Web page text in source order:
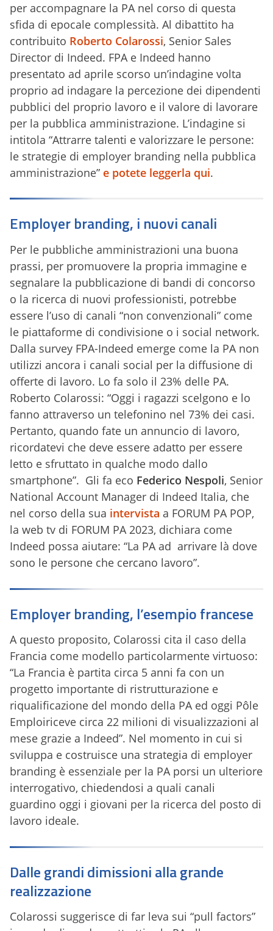
per accompagnare la PA nel corso di questa
sfida di epocale complessità. Al dibattito ha
contribuito Roberto Colarossi, Senior Sales
Director di Indeed. FPA e Indeed hanno
presentato ad aprile scorso un’indagine volta
proprio ad indagare la percezione dei dipendenti
pubblici del proprio lavoro e il valore di lavorare
per la pubblica amministrazione. L’indagine si
intitola “Attrarre talenti e valorizzare le persone:
le strategie di employer branding nella pubblica
amministrazione” e potete leggerla qui.
Employer branding, i nuovi canali
Per le pubbliche amministrazioni una buona
prassi, per promuovere la propria immagine e
segnalare la pubblicazione di bandi di concorso
o la ricerca di nuovi professionisti, potrebbe
essere l’uso di canali “non convenzionali” come
le piattaforme di condivisione o i social network.
Dalla survey FPA-Indeed emerge come la PA non
utilizzi ancora i canali social per la diffusione di
offerte di lavoro. Lo fa solo il 23% delle PA.
Roberto Colarossi: “Oggi i ragazzi scelgono e lo
fanno attraverso un telefonino nel 73% dei casi.
Pertanto, quando fate un annuncio di lavoro,
ricordatevi che deve essere adatto per essere
letto e sfruttato in qualche modo dallo
smartphone”. Gli fa eco Federico Nespoli, Senior
National Account Manager di Indeed Italia, che
nel corso della sua intervista a FORUM PA POP,
la web tv di FORUM PA 2023, dichiara come
Indeed possa aiutare: “La PA ad arrivare là dove
sono le persone che cercano lavoro”.
Employer branding, l’esempio francese
A questo proposito, Colarossi cita il caso della
Francia come modello particolarmente virtuoso:
“La Francia è partita circa 5 anni fa con un
progetto importante di ristrutturazione e
riqualificazione del mondo della PA ed oggi Pôle
Emploiriceve circa 22 milioni di visualizzazioni al
mese grazie a Indeed”. Nel momento in cui si
sviluppa e costruisce una strategia di employer
branding è essenziale per la PA porsi un ulteriore
interrogativo, chiedendosi a quali canali
guardino oggi i giovani per la ricerca del posto di
lavoro ideale.
Dalle grandi dimissioni alla grande
realizzazione
Colarossi suggerisce di far leva sui “pull factors”